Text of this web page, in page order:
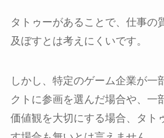
タトゥーがあることで、仕事の
及ぼすとは考えにくいです。
しかし、特定のゲーム企業が一
クトに参画を選んだ場合や、一
価値観を大切にする場合、タト